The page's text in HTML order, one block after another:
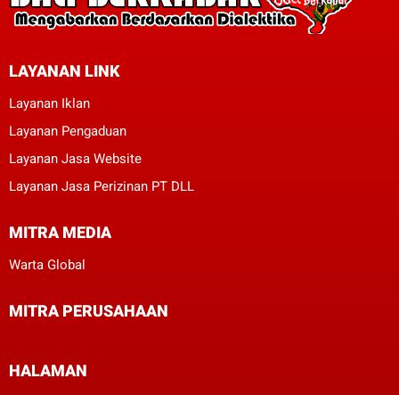
LAYANAN LINK
Layanan Iklan
Layanan Pengaduan
Layanan Jasa Website
Layanan Jasa Perizinan PT DLL
MITRA MEDIA
Warta Global
MITRA PERUSAHAAN
HALAMAN